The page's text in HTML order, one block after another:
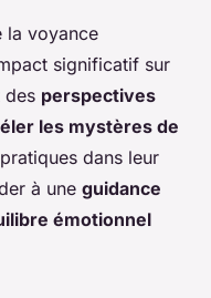
la voyance
significatif sur
des perspectives
les mystères de
dans leur
à une guidance
émotionnel